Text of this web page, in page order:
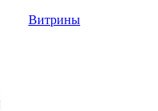
Витрины